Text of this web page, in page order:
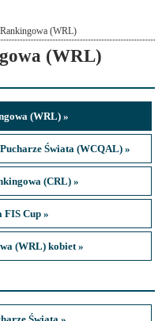
(WRL)
(WRL)
(WRL) »
Świata (WCQAL) »
(CRL) »
FIS Cup »
(WRL) kobiet »